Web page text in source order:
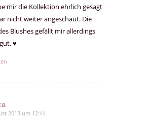
mir die Kollektion ehrlich gesagt
nicht weiter angeschaut. Die
Blushes gefällt mir allerdings
♥
2013 um 12:44